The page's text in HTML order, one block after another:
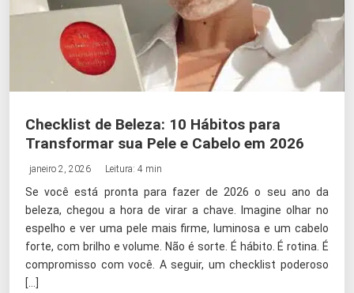
Checklist de Beleza: 10 Hábitos para
Transformar sua Pele e Cabelo em 2026
janeiro 2, 2026 Leitura: 4 min
Se você está pronta para fazer de 2026 o seu ano da
beleza, chegou a hora de virar a chave. Imagine olhar no
espelho e ver uma pele mais firme, luminosa e um cabelo
forte, com brilho e volume. Não é sorte. É hábito. É rotina. É
compromisso com você. A seguir, um checklist poderoso
[…]